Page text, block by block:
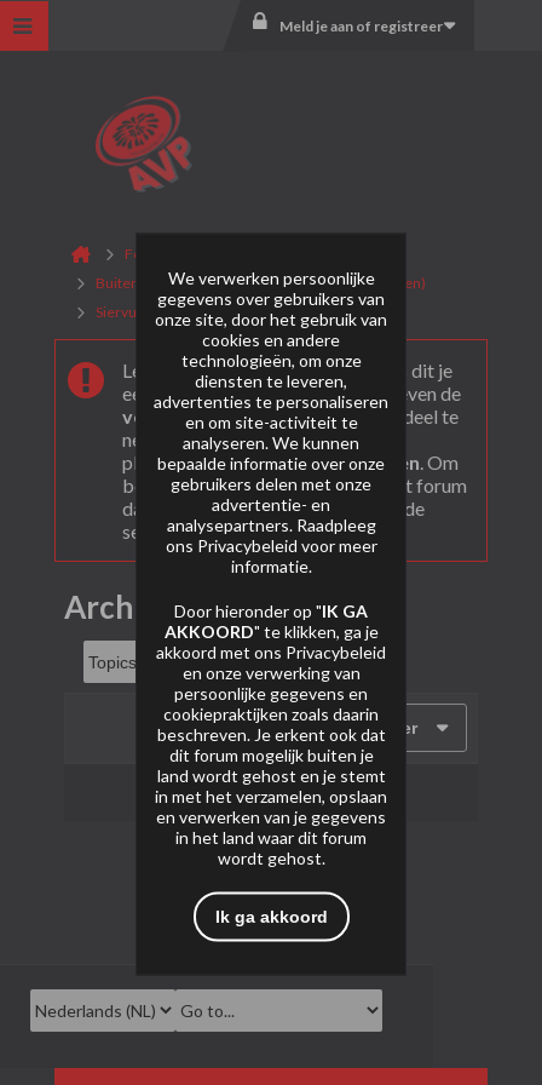
Meld je aan of registreer
Forum
Buitenlands Vuurwerk (CAT. F2 + F3 consumenten)
Siervuurwerk
Archief
Leuk dat je ons gevonden hebt! Als dit je
eerste bezoek is bekijk dan eerst even de
veel gestelde vragen. Om actief deel te
nemen en ook berichten te kunnen
plaatsen moet je je eerstregisteren. Om
berichten te bekijken, selecteer het forum
dat je wil bezoeken uit onderstaande
selectie.
Archief
Filter
Geen onderwerpen gevonden.
We verwerken persoonlijke
gegevens over gebruikers van
onze site, door het gebruik van
cookies en andere
technologieën, om onze
diensten te leveren,
advertenties te personaliseren
en om site-activiteit te
analyseren. We kunnen
bepaalde informatie over onze
gebruikers delen met onze
advertentie- en
analysepartners. Raadpleeg
ons Privacybeleid voor meer
informatie.
Door hieronder op "IK GA
AKKOORD" te klikken, ga je
akkoord met ons Privacybeleid
en onze verwerking van
persoonlijke gegevens en
cookiepraktijken zoals daarin
beschreven. Je erkent ook dat
dit forum mogelijk buiten je
land wordt gehost en je stemt
in met het verzamelen, opslaan
en verwerken van je gegevens
in het land waar dit forum
wordt gehost.
Ik ga akkoord